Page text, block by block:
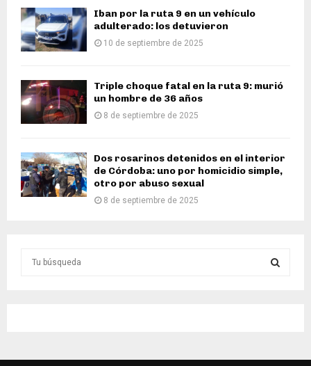
Iban por la ruta 9 en un vehículo
adulterado: los detuvieron
10 de septiembre de 2025
Triple choque fatal en la ruta 9: murió
un hombre de 36 años
8 de septiembre de 2025
Dos rosarinos detenidos en el interior
de Córdoba: uno por homicidio simple,
otro por abuso sexual
8 de septiembre de 2025
o